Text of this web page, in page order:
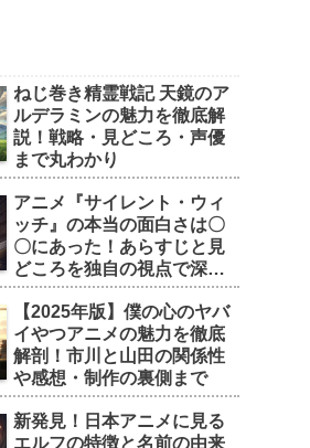
ねじ巻き精霊戦記 天鏡のア
ルデラミンの魅力を徹底解
説！戦略・見どころ・声優
まで丸わかり
アニメ『サイレント・ウィ
ッチ』の本当の面白さは〇
〇にあった！あらすじと見
どころを独自の視点で深掘
り
【2025年版】僕の心のヤバ
イやつアニメの魅力を徹底
解剖！市川と山田の関係性
や感想・制作の裏側まで
新発見！日本アニメに見る
エルフの特徴と名前の由来